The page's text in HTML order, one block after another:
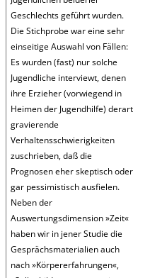
Geschlechts geführt wurden.
Die Stichprobe war eine sehr
einseitige Auswahl von Fällen:
Es wurden (fast) nur solche
Jugendliche interviewt, denen
ihre Erzieher (vorwiegend in
Heimen der Jugendhilfe) derart
gravierende
Verhaltensschwierigkeiten
zuschrieben, daß die
Prognosen eher skeptisch oder
gar pessimistisch ausfielen.
Neben der
Auswertungsdimension»Zeit«
haben wir in jener Studie die
Gesprächsmaterialien auch
nach»Körpererfahrungen«,